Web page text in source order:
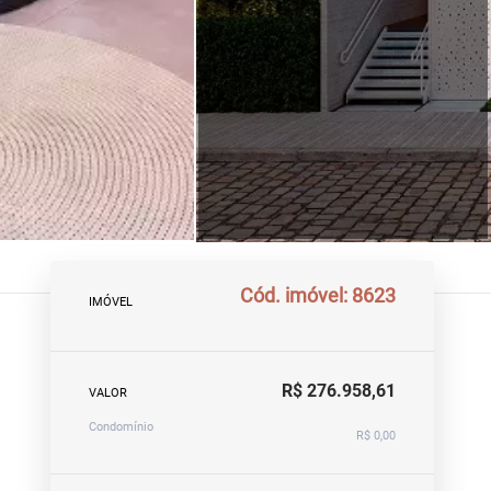
IMÓVEL Cód. imóvel: 8623
VALOR R$ 276.958,61
Condomínio
R$ 0,00